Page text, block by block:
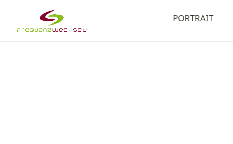
PORTRAIT